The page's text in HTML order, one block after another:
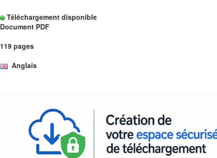
Téléchargement disponible
Document PDF
119 pages
Anglais